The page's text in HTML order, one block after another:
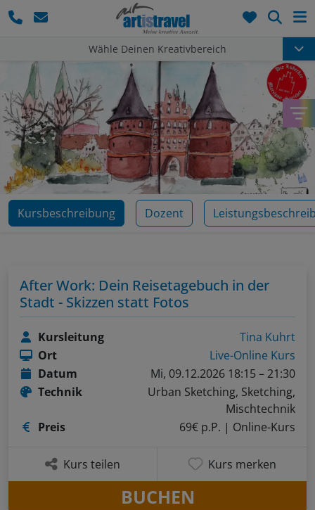
Wähle Deinen Kreativbereich
Kursbeschreibung Dozent
After Work: Dein Reisetagebuch in der
Stadt - Skizzen statt Fotos
Kursleitung
Tina Kuhrt
Ort
Live-Online Kurs
Datum
Mi, 09.12.2026 18:15 – 21:30
Technik
Urban Sketching, Sketching,
Mischtechnik
Preis
69€ p.P. | Online-Kurs
Kurs teilen Kurs merken
BUCHEN